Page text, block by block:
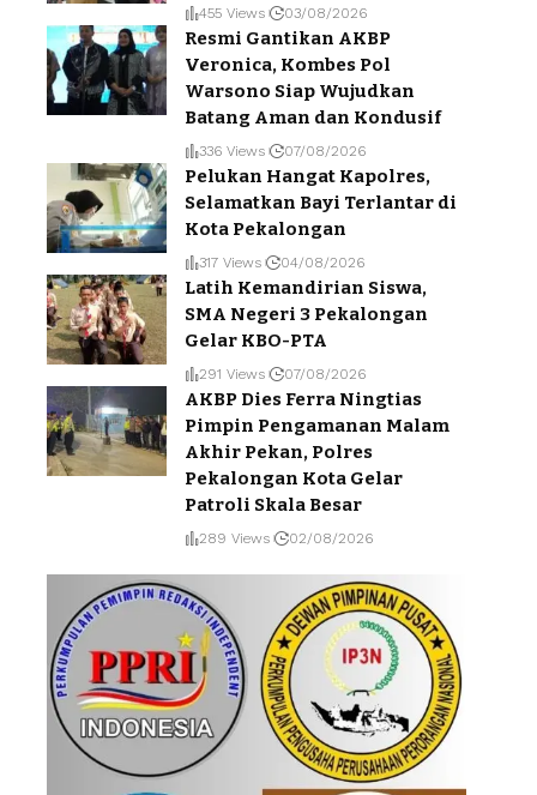
455 Views 03/08/2026
Resmi Gantikan AKBP
Veronica, Kombes Pol
Warsono Siap Wujudkan
Batang Aman dan Kondusif
336 Views 07/08/2026
Pelukan Hangat Kapolres,
Selamatkan Bayi Terlantar di
Kota Pekalongan
317 Views 04/08/2026
Latih Kemandirian Siswa,
SMA Negeri 3 Pekalongan
Gelar KBO-PTA
291 Views 07/08/2026
AKBP Dies Ferra Ningtias
Pimpin Pengamanan Malam
Akhir Pekan, Polres
Pekalongan Kota Gelar
Patroli Skala Besar
289 Views 02/08/2026